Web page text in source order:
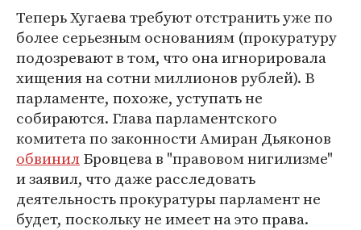
Теперь Хугаева требуют отстранить уже по
более серьезным основаниям (прокуратуру
подозревают в том, что она игнорировала
хищения на сотни миллионов рублей). В
парламенте, похоже, уступать не
собираются. Глава парламентского
комитета по законности Амиран Дьяконов
обвинилБровцева в "правовом нигилизме"
и заявил, что даже расследовать
деятельность прокуратуры парламент не
будет, поскольку не имеет на это права.